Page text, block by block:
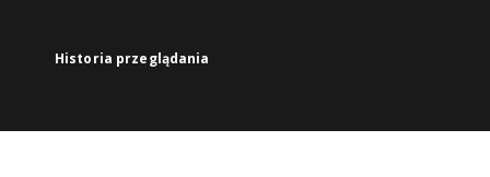
Historia przeglądania